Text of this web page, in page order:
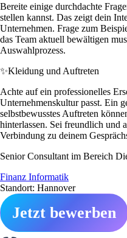
Bereite einige durchdachte
stellen kannst. Das zeigt dein
Unternehmen. Frage zum
das Team aktuell bewältigen
Auswahlprozess.
✨Kleidung und Auftreten
Achte auf ein professionelles
Unternehmenskultur passt. Ein
selbstbewusstes Auftreten
hinterlassen. Sei freundlich und
Verbindung zu deinem
Senior Consultant im Bereich
Finanz Informatik
Standort: Hannover
Jetzt bewerben